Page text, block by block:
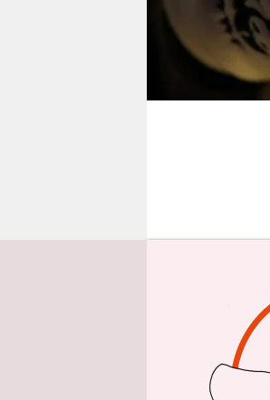
fragen & hilfe
unterstützen